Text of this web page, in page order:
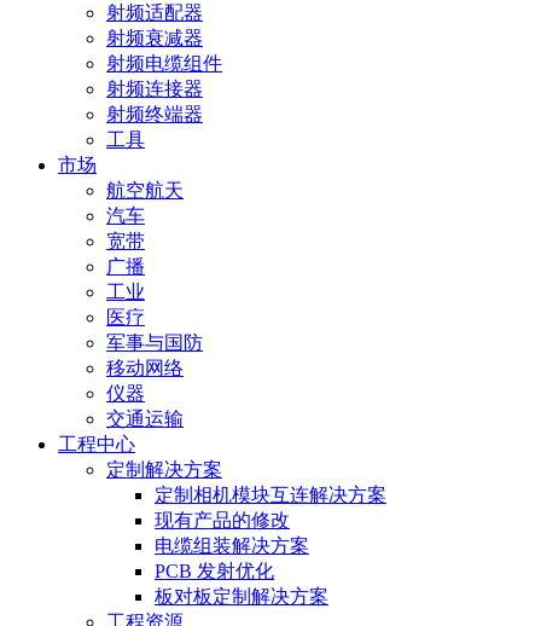
射频适配器
射频衰减器
射频电缆组件
射频连接器
射频终端器
工具
市场
航空航天
汽车
宽带
广播
工业
医疗
军事与国防
移动网络
仪器
交通运输
工程中心
定制解决方案
定制相机模块互连解决方案
现有产品的修改
电缆组装解决方案
PCB 发射优化
板对板定制解决方案